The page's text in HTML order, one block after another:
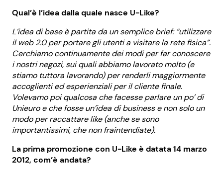
Qual’è l’idea dalla quale nasce U-Like?
L’idea di base è partita da un semplice brief: “utilizzare
il web 2.0 per portare gli utenti a visitare la rete fisica”.
Cerchiamo continuamente dei modi per far conoscere
i nostri negozi, sui quali abbiamo lavorato molto (e
stiamo tuttora lavorando) per renderli maggiormente
accoglienti ed esperienziali per il cliente finale.
Volevamo poi qualcosa che facesse parlare un po’ di
Unieuro e che fosse un’idea di business e non solo un
modo per raccattare like (anche se sono
importantissimi, che non fraintendiate).
La prima promozione con U-Like è datata 14 marzo
2012, com’è andata?